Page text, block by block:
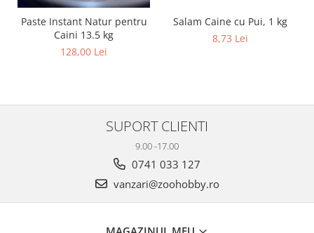
Paste Instant Natur pentru
Caini 13.5 kg
128,00 Lei
Salam Caine cu Pui, 1 kg
8,73 Lei
SUPORT CLIENTI
9.00 -17.00
0741 033 127
vanzari@zoohobby.ro